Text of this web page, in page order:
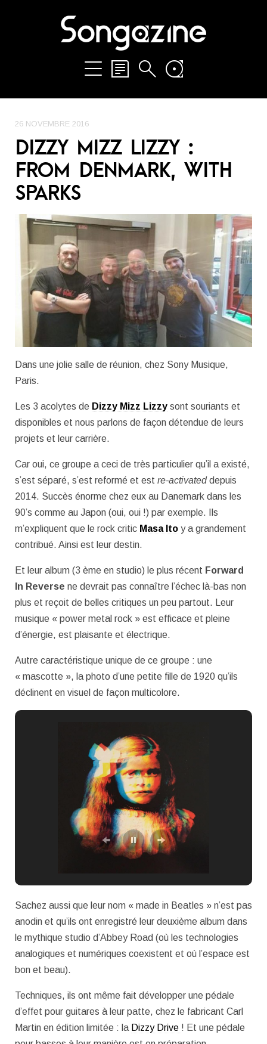
26 NOVEMBRE 2016
DIZZY MIZZ LIZZY :
FROM DENMARK, WITH
SPARKS
Dans une jolie salle de réunion, chez Sony Musique,
Paris.
Les 3 acolytes de Dizzy Mizz Lizzy sont souriants et
disponibles et nous parlons de façon détendue de leurs
projets et leur carrière.
Car oui, ce groupe a ceci de très particulier qu’il a existé,
s’est séparé, s’est reformé et est re-activateddepuis
2014. Succès énorme chez eux au Danemark dans les
90’s comme au Japon (oui, oui !) par exemple. Ils
m’expliquent que le rock critic Masa Ito y a grandement
contribué. Ainsi est leur destin.
Et leur album (3 ème en studio) le plus récent Forward
In Reverse ne devrait pas connaître l’échec là-bas non
plus et reçoit de belles critiques un peu partout. Leur
musique « power metal rock » est efficace et pleine
d’énergie, est plaisante et électrique.
Autre caractéristique unique de ce groupe : une
« mascotte », la photo d’une petite fille de 1920 qu’ils
déclinent en visuel de façon multicolore.
Sachez aussi que leur nom « made in Beatles » n’est pas
anodin et qu’ils ont enregistré leur deuxième album dans
le mythique studio d’Abbey Road (où les technologies
analogiques et numériques coexistent et où l’espace est
bon et beau).
Techniques, ils ont même fait développer une pédale
d’effet pour guitares à leur patte, chez le fabricant Carl
Martin en édition limitée : la Dizzy Drive ! Et une pédale